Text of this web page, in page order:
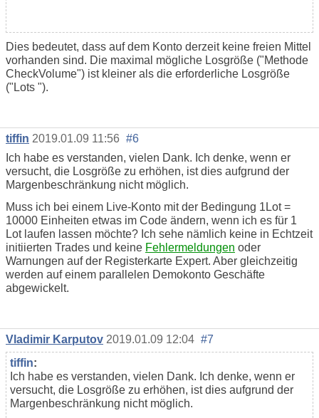
Dies bedeutet, dass auf dem Konto derzeit keine freien Mittel
vorhanden sind. Die maximal mögliche Losgröße ("Methode
CheckVolume") ist kleiner als die erforderliche Losgröße
("Lots ").
tiffin 2019.01.09 11:56 #6
Ich habe es verstanden, vielen Dank. Ich denke, wenn er
versucht, die Losgröße zu erhöhen, ist dies aufgrund der
Margenbeschränkung nicht möglich.
Muss ich bei einem Live-Konto mit der Bedingung 1Lot =
10000 Einheiten etwas im Code ändern, wenn ich es für 1
Lot laufen lassen möchte? Ich sehe nämlich keine in Echtzeit
initiierten Trades und keine Fehlermeldungen oder
Warnungen auf der Registerkarte Expert. Aber gleichzeitig
werden auf einem parallelen Demokonto Geschäfte
abgewickelt.
Vladimir Karputov 2019.01.09 12:04 #7
tiffin:
Ich habe es verstanden, vielen Dank. Ich denke, wenn er
versucht, die Losgröße zu erhöhen, ist dies aufgrund der
Margenbeschränkung nicht möglich.